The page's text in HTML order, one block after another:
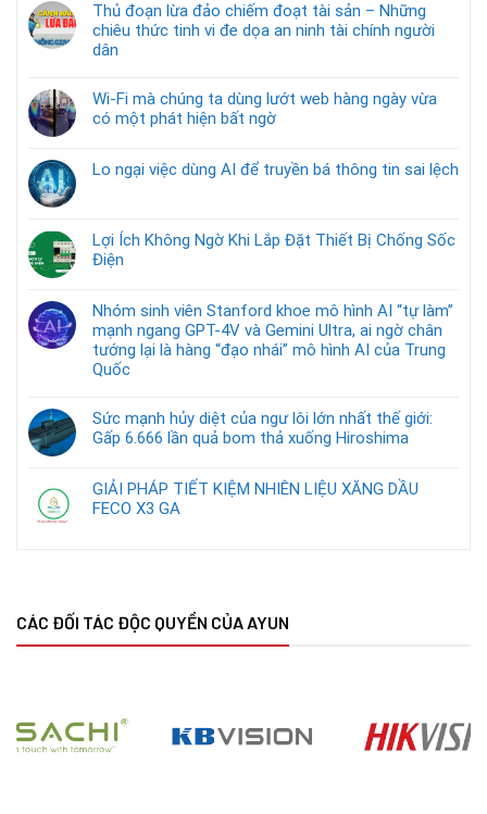
Thủ đoạn lừa đảo chiếm đoạt tài sản – Những
chiêu thức tinh vi đe dọa an ninh tài chính người
dân
Wi-Fi mà chúng ta dùng lướt web hàng ngày vừa
có một phát hiện bất ngờ
Lo ngại việc dùng AI để truyền bá thông tin sai lệch
Lợi Ích Không Ngờ Khi Lắp Đặt Thiết Bị Chống Sốc
Điện
Nhóm sinh viên Stanford khoe mô hình AI “tự làm”
mạnh ngang GPT-4V và Gemini Ultra, ai ngờ chân
tướng lại là hàng “đạo nhái” mô hình AI của Trung
Quốc
Sức mạnh hủy diệt của ngư lôi lớn nhất thế giới:
Gấp 6.666 lần quả bom thả xuống Hiroshima
GIẢI PHÁP TIẾT KIỆM NHIÊN LIỆU XĂNG DẦU
FECO X3 GA
CÁC ĐỐI TÁC ĐỘC QUYỀN CỦA AYUN